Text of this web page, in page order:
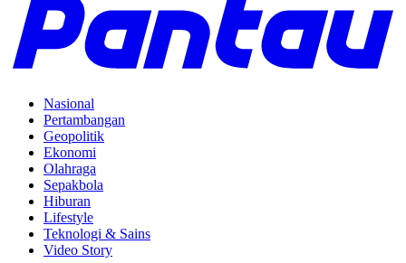
Nasional
Pertambangan
Geopolitik
Ekonomi
Olahraga
Sepakbola
Hiburan
Lifestyle
Teknologi & Sains
Video Story